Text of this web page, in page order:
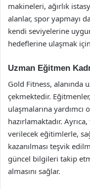
makineleri, ağırlık
alanlar, spor yapmayı
kendi seviyelerine
hedeflerine ulaşmak
Uzman Eğitmen
Gold Fitness, alanında
çekmektedir.
ulaşmalarına
hazırlamaktadır.
verilecek eğitimlerle,
kazanılması teşvik
güncel bilgileri takip
almasını sağlar.